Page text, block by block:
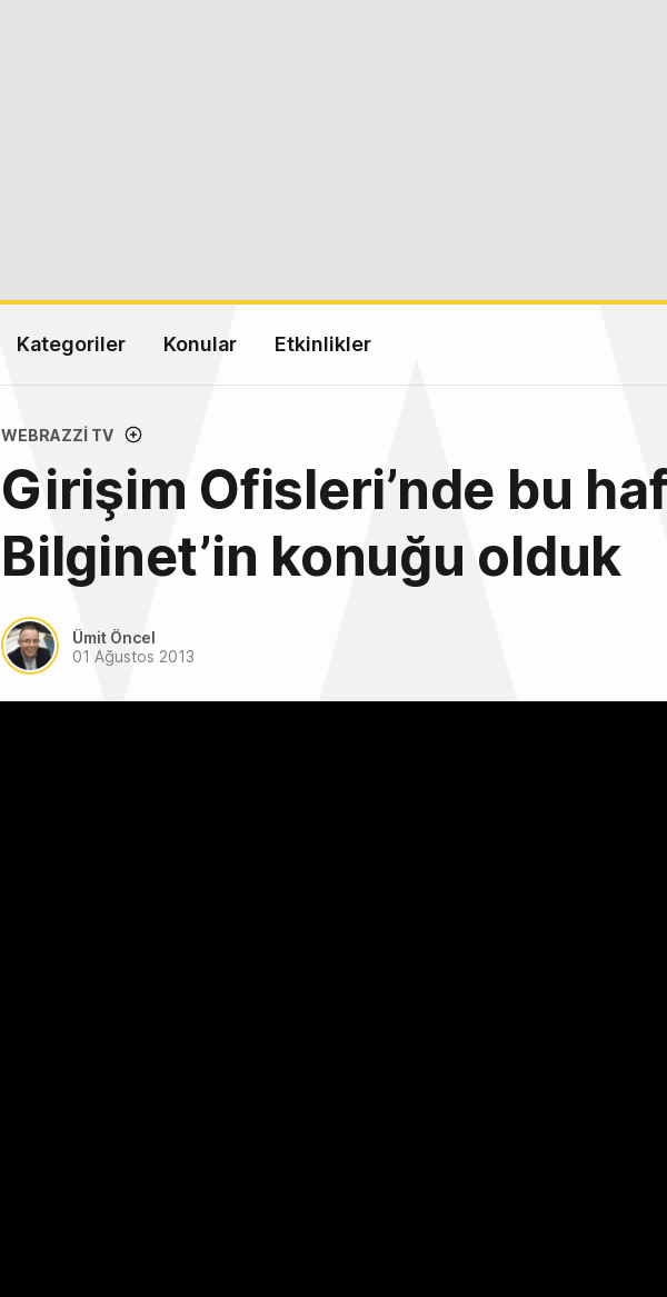
Kategoriler Konular Etkinlikler
WEBRAZZI TV
Girişim Ofisleri’nde bu
Bilginet’in konuğu olduk
Ümit Öncel
01 Ağustos 2013